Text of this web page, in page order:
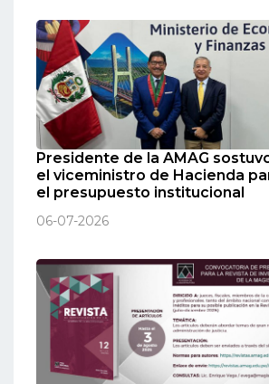
Presidente de la AMAG
el viceministro de Hacienda
el presupuesto institucional
06-07-2026